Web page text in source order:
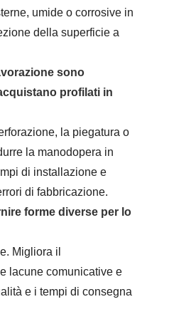
umide o corrosive in
della superficie a
sono
profilati in
la piegatura o
la manodopera in
di installazione e
di fabbricazione.
forme diverse per lo
Migliora il
lacune comunicative e
e i tempi di consegna